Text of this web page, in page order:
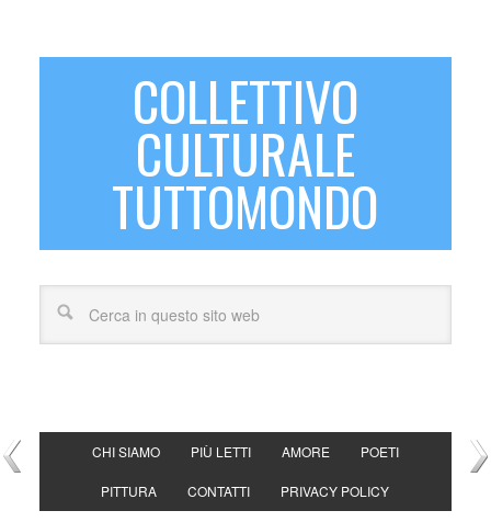
COLLETTIVO
CULTURALE
TUTTOMONDO
CHI SIAMO PIÙ LETTI AMORE POETI
PITTURA CONTATTI PRIVACY POLICY